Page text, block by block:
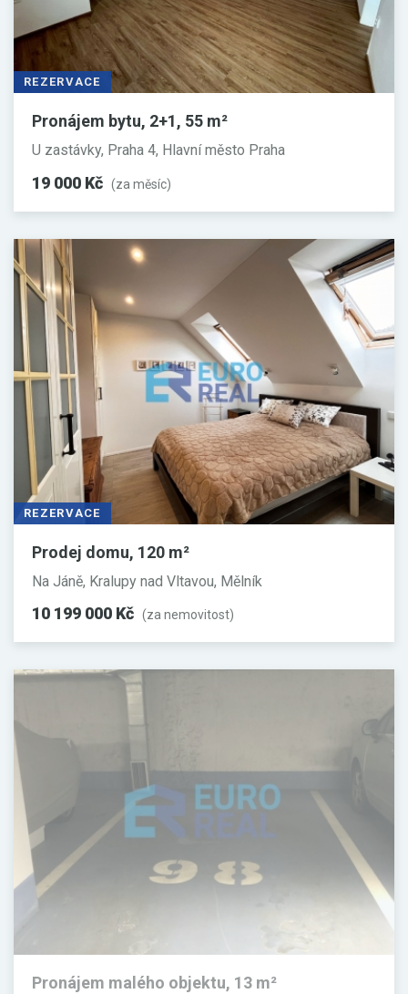
REZERVACE
Pronájem bytu, 2+1, 55 m²
U zastávky, Praha 4, Hlavní město Praha
19 000 Kč (za měsíc)
REZERVACE
Prodej domu, 120 m²
Na Jáně, Kralupy nad Vltavou, Mělník
10 199 000 Kč (za nemovitost)
Pronájem malého objektu, 13 m²